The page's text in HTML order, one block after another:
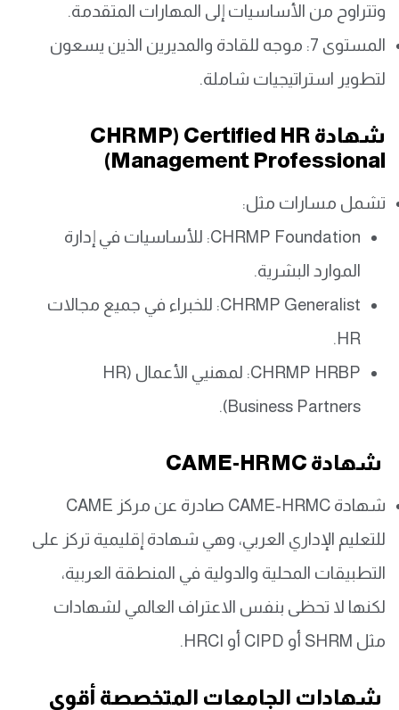
وتتراوح من الأساسيات إلى المهارات المتقدمة.
المستوى 7: موجه للقادة والمديرين الذين يسعون
لتطوير استراتيجيات شاملة.
شهادة CHRMP) Certified HR
Management Professional)
تشمل مسارات مثل:
CHRMP Foundation: للأساسيات في إدارة
الموارد البشرية.
CHRMP Generalist: للخبراء في جميع مجالات
HR.
CHRMP HRBP: لمهنيي الأعمال (HR
Business Partners).
شهادة CAME-HRMC
شهادة CAME-HRMC صادرة عن مركز CAME
للتعليم الإداري العربي، وهي شهادة إقليمية تركز على
التطبيقات المحلية والدولية في المنطقة العربية،
لكنها لا تحظى بنفس الاعتراف العالمي لشهادات
مثل SHRM أو CIPD أو HRCI.
شهادات الجامعات المتخصصة أقوى